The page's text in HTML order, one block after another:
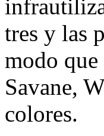
tres y las
modo
Savane,
colores.